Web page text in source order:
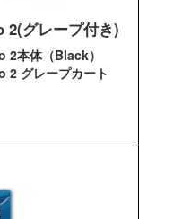
2(グレープ付き)
2本体（Black）
2 グレープカート